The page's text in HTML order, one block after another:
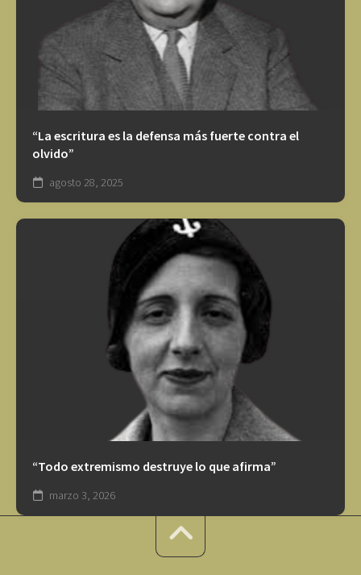
“La escritura es la defensa más fuerte contra el
olvido”
agosto 28, 2025
“Todo extremismo destruye lo que afirma”
marzo 3, 2026